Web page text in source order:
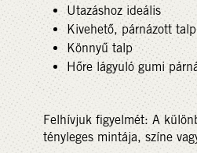
Utazáshoz ideális
Kivehető, párnázott
Könnyű talp
Hőre lágyuló gumi
Felhívjuk figyelmét: A
tényleges mintája, színe